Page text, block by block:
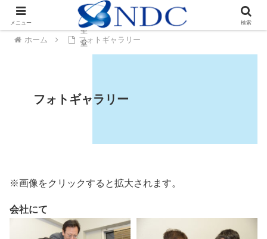
ホーム フォトギャラリー
フォトギャラリー
ト
大
聖
堂
ベ
ル
ク
城
※画像をクリックすると拡大されます。
会社にて
メニュー 検索